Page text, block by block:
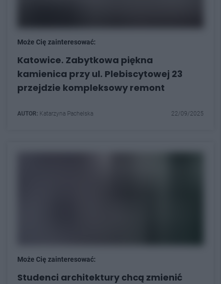
Może Cię zainteresować:
Katowice. Zabytkowa piękna
kamienica przy ul. Plebiscytowej 23
przejdzie kompleksowy remont
AUTOR: Katarzyna Pachelska 22/09/2025
Może Cię zainteresować:
Studenci architektury chcą zmienić